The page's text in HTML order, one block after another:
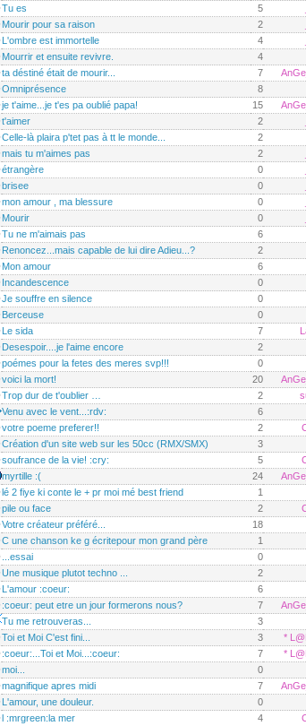
Tu es
5
Mourir pour sa raison
2
L'ombre est immortelle
4
Mourrir et ensuite revivre.
4
ta déstiné était de mourir...
7
Omniprésence
8
je t'aime...je t'es pa oublié papa!
15
t'aimer
2
Celle-là plaira p'tet pas à tt le monde...
2
mais tu m'aimes pas
2
étrangère
0
brisee
0
mon amour , ma blessure
0
Mourir
0
Tu ne m'aimais pas
6
Renoncez...mais capable de lui dire Adieu...?
2
Mon amour
6
Incandescence
0
Je souffre en silence
0
Berceuse
0
Le sida
7
Desespoir....je l'aime encore
2
poémes pour la fetes des meres svp!!!
0
voici la mort!
20
Trop dur de t'oublier …
2
Venu avec le vent...:rdv:
6
votre poeme preferer!!
2
Création d'un site web sur les 50cc (RMX/SMX)
3
soufrance de la vie! :cry:
5
myrtille :(
24
lé 2 fiye ki conte le + pr moi mé best friend
1
pile ou face
2
Votre créateur préféré...
18
C une chanson ke g écritepour mon grand père
1
...essai
0
Une musique plutot techno ...
2
L'amour :coeur:
6
:coeur: peut etre un jour formerons nous?
7
Tu me retrouveras...
3
Toi et Moi C'est fini...
3 *
:coeur:...Toi et Moi...:coeur:
7 *
moi...
0
magnifique apres midi
7
L'amour, une douleur.
0
l :mrgreen:la mer
4